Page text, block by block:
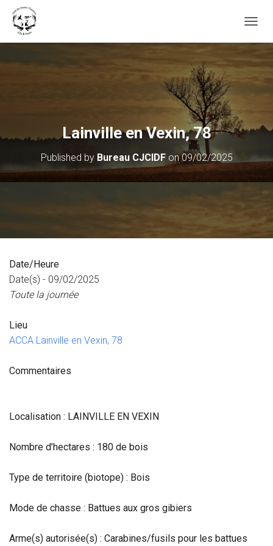
Lainville en Vexin, 78
Published by Bureau CJCIDFon09/02/2025
Date/Heure
Date(s) - 09/02/2025
Toute la journée
Lieu
ACCA Lainville en Vexin, 78
Commentaires
Localisation : LAINVILLE EN VEXIN
Nombre d’hectares : 180 de bois
Type de territoire (biotope) : Bois
Mode de chasse : Battues aux gros gibiers
Arme(s) autorisée(s) : Carabines/fusils pour les battues